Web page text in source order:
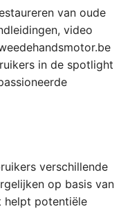
van oude
video
in de spotlight
verschillende
op basis van
helpt potentiële